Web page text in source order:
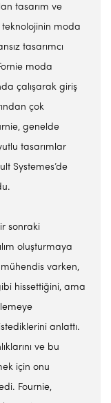
tasarım ve
moda
tasarımcı
moda
çalışarak giriş
çok
genelde
tasarımlar
Systemes’de
sonraki
oluşturmaya
varken,
hissettiğini, ama
anlattı.
ve bu
için onu
Fournie,